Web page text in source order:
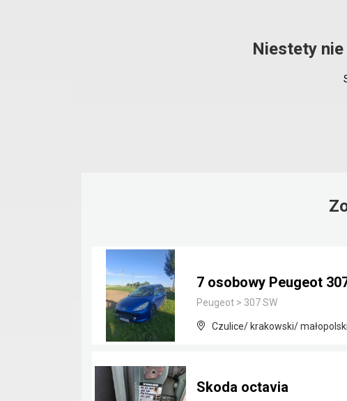
Niestety
7 osobowy Peugeot
Peugeot > 307 SW
Czulice/ krakowski/
Skoda octavia